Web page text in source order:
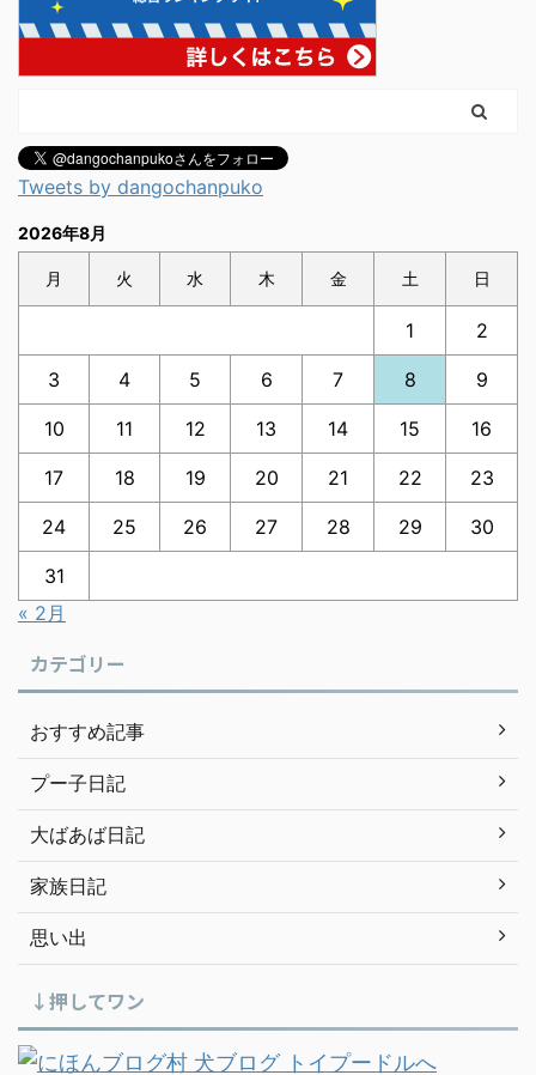
Tweets by dangochanpuko
2026年8月
月 火 水 木 金 土 日
1 2
3 4 5 6 7 8 9
10 11 12 13 14 15 16
17 18 19 20 21 22 23
24 25 26 27 28 29 30
31
« 2月
カテゴリー
おすすめ記事
プー子日記
大ばあば日記
家族日記
思い出
↓押してワン